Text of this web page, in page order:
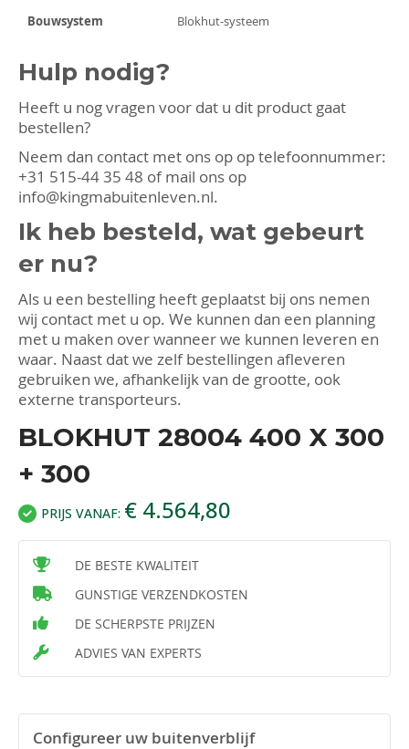
Bouwsystem
Blokhut-systeem
Hulp nodig?
Heeft u nog vragen voor dat u dit product gaat
bestellen?
Neem dan contact met ons op op telefoonnummer:
+31 515-44 35 48 of mail ons op
info@kingmabuitenleven.nl.
Ik heb besteld, wat gebeurt
er nu?
Als u een bestelling heeft geplaatst bij ons nemen
wij contact met u op. We kunnen dan een planning
met u maken over wanneer we kunnen leveren en
waar. Naast dat we zelf bestellingen afleveren
gebruiken we, afhankelijk van de grootte, ook
externe transporteurs.
BLOKHUT 28004 400 X 300
+ 300
PRIJS VANAF: € 4.564,80
DE BESTE KWALITEIT
GUNSTIGE VERZENDKOSTEN
DE SCHERPSTE PRIJZEN
ADVIES VAN EXPERTS
Configureer uw buitenverblijf